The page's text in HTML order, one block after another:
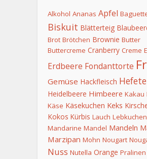
Alkohol Ananas Apfel
Biskuit Blätterteig
Brot Brötchen Brownie Butter
Buttercreme Cranberry Creme
Erdbeere Fondanttorte
Gemüse Hackfleisch
Heidelbeere Himbeere Kakau
Käse Käsekuchen Keks
Kokos Kürbis Lauch Lebkuchen
Mandarine Mandel Mandeln
Marzipan Mohn Nougart
Nuss Nutella Orange Pralinen